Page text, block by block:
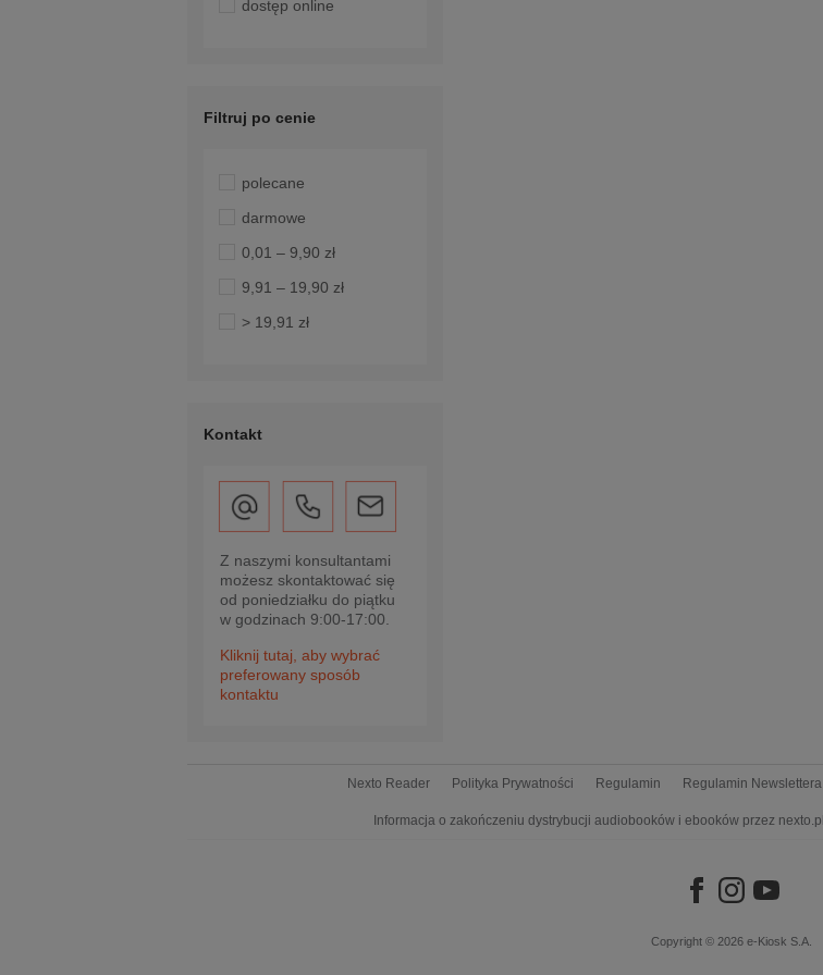
dostęp online
Filtruj po cenie
polecane
darmowe
0,01 – 9,90 zł
9,91 – 19,90 zł
> 19,91 zł
Kontakt
Z naszymi konsultantami
możesz skontaktować się
od poniedziałku do piątku
w godzinach 9:00-17:00.
Kliknij tutaj, aby wybrać
preferowany sposób
kontaktu
Nexto Reader Polityka Prywatności Regulamin Regulamin Newslettera
Informacja o zakończeniu dystrybucji audiobooków i ebooków przez nexto.pl
Copyright © 2026 e-Kiosk S.A.